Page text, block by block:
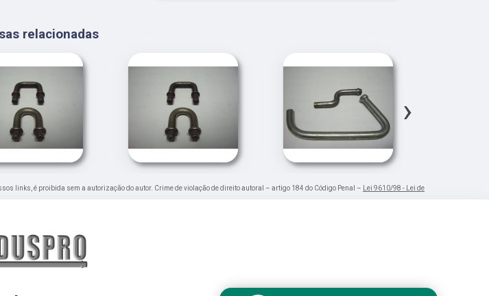
relacionadas
›
links, é proibida sem a autorização do autor. Crime de violação de direito autoral – artigo 184 do Código Penal –
Lei 9610/98 - Lei de